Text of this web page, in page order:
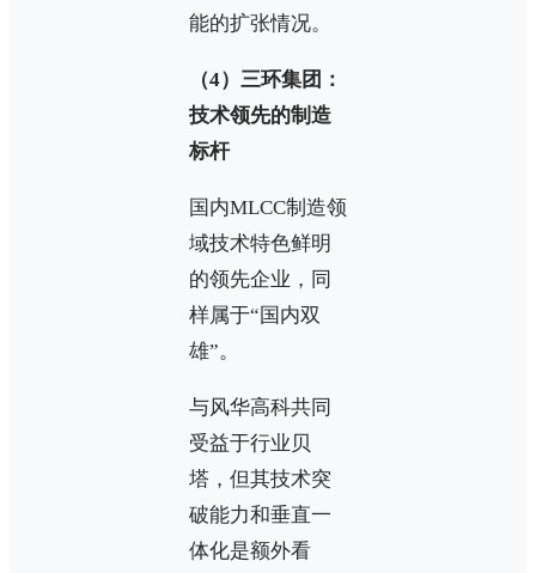
能的扩张情况。
（4）三环集团：
技术领先的制造
标杆
国内MLCC制造领
域技术特色鲜明
的领先企业，同
样属于“国内双
雄”。
与风华高科共同
受益于行业贝
塔，但其技术突
破能力和垂直一
体化是额外看